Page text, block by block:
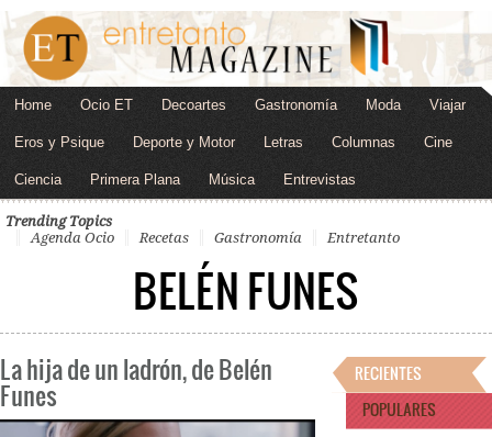
Home Ocio ET Decoartes Gastronomía Moda Viajar
Eros y Psique Deporte y Motor Letras Columnas Cine
Ciencia Primera Plana Música Entrevistas
Trending Topics
Agenda Ocio
Recetas Gastronomía Entretanto
BELÉN FUNES
La hija de un ladrón, de Belén
Funes
RECIENTES
POPULARES